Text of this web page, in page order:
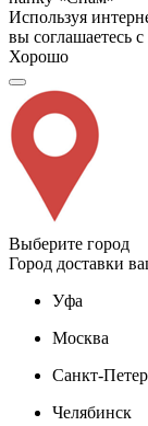
Используя
вы соглашаетесь
Хорошо
Выберите город
Город доставки
Уфа
Москва
Санкт-
Челябинск